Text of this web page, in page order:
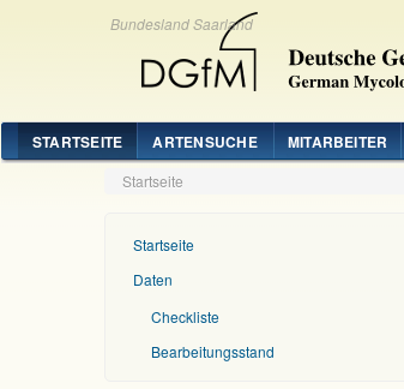
Bundesland Saarland
STARTSEITE ARTENSUCHE MITARBEITER
Startseite
Startseite
Daten
Checkliste
Bearbeitungsstand